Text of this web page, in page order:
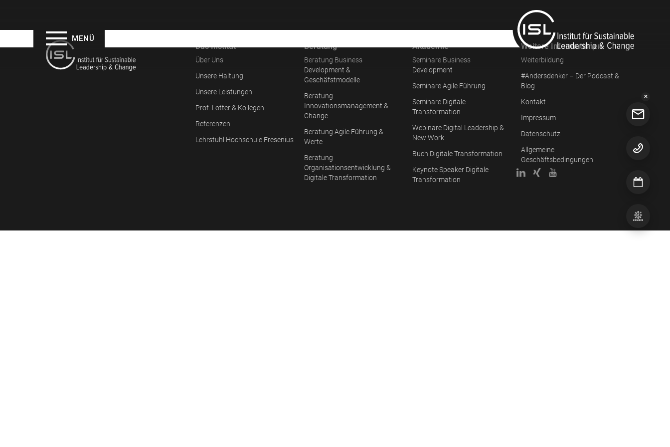
MENÜ
✕
Das Institut
Über Uns
Unsere Haltung
Unsere Leistungen
Prof. Lotter & Kollegen
Referenzen
Lehrstuhl Hochschule Fresenius
Beratung
Beratung Business
Development &
Geschäfstmodelle
Beratung
Innovationsmanagement &
Change
Beratung Agile Führung &
Werte
Beratung
Organisationsentwicklung &
Digitale Transformation
Akademie
Seminare Business
Development
Seminare Agile Führung
Seminare Digitale
Transformation
Webinare Digital Leadership &
New Work
Buch Digitale Transformation
Keynote Speaker Digitale
Transformation
Weitere Informationen
Weiterbildung
#Andersdenker – Der Podcast &
Blog
Kontakt
Impressum
Datenschutz
Allgemeine
Geschäftsbedingungen